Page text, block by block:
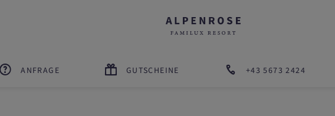
ANFRAGE GUTSCHEINE +43 5673 2424